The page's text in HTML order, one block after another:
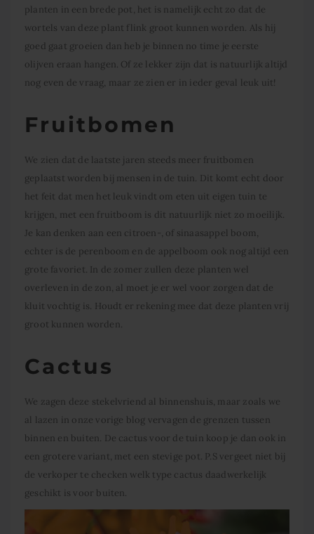
planten in een brede pot, het is namelijk echt zo dat de
wortels van deze plant flink groot kunnen worden. Als hij
goed gaat groeien dan heb je binnen no time je eerste
olijven eraan hangen. Of ze lekker zijn dat is natuurlijk altijd
nog even de vraag, maar ze zien er in ieder geval leuk uit!
Fruitbomen
We zien dat de laatste jaren steeds meer fruitbomen
geplaatst worden bij mensen in de tuin. Dit komt echt door
het feit dat men het leuk vindt om eten uit eigen tuin te
krijgen, met een fruitboom is dit natuurlijk niet zo moeilijk.
Je kan denken aan een citroen-, of sinaasappel boom,
echter is de perenboom en de appelboom ook nog altijd een
grote favoriet. In de zomer zullen deze planten wel
overleven in de zon, al moet je er wel voor zorgen dat de
kluit vochtig is. Houdt er rekening mee dat deze planten vrij
groot kunnen worden.
Cactus
We zagen deze stekelvriend al binnenshuis, maar zoals we
al lazen in onze vorige blog vervagen de grenzen tussen
binnen en buiten. De cactus voor de tuin koop je dan ook in
een grotere variant, met een stevige pot. P.S vergeet niet bij
de verkoper te checken welk type cactus daadwerkelijk
geschikt is voor buiten.